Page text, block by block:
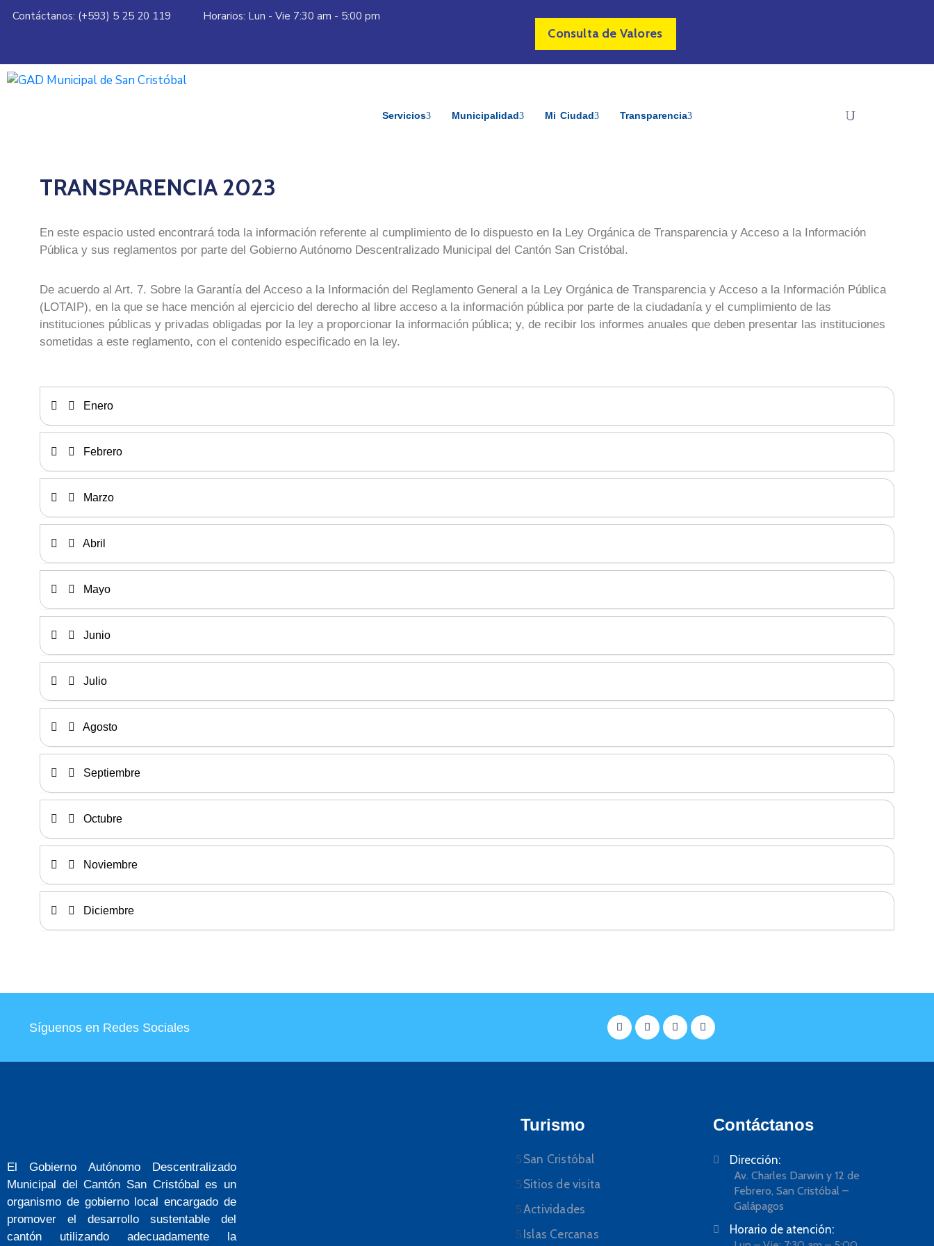
Contáctanos: (+593) 5 25 20 119 Horarios: Lun - Vie 7:30 am - 5:00 pm
Consulta de Valores
Servicios Municipalidad Mi Ciudad Transparencia
TRANSPARENCIA 2023
En este espacio usted encontrará toda la información referente al cumplimiento de lo dispuesto en la Ley Orgánica de Transparencia y Acceso a la Información
Pública y sus reglamentos por parte del Gobierno Autónomo Descentralizado Municipal del Cantón San Cristóbal.
De acuerdo al Art. 7. Sobre la Garantía del Acceso a la Información del Reglamento General a la Ley Orgánica de Transparencia y Acceso a la Información Pública
(LOTAIP), en la que se hace mención al ejercicio del derecho al libre acceso a la información pública por parte de la ciudadanía y el cumplimiento de las
instituciones públicas y privadas obligadas por la ley a proporcionar la información pública; y, de recibir los informes anuales que deben presentar las instituciones
sometidas a este reglamento, con el contenido especificado en la ley.
Enero
Febrero
Marzo
Abril
Mayo
Junio
Julio
Agosto
Septiembre
Octubre
Noviembre
Diciembre
Síguenos en Redes Sociales
El Gobierno Autónomo Descentralizado
Municipal del Cantón San Cristóbal es un
organismo de gobierno local encargado de
promover el desarrollo sustentable del
cantón utilizando adecuadamente la
Turismo
San Cristóbal
Sitios de visita
Actividades
Islas Cercanas
Contáctanos
Dirección:
Av. Charles Darwin y 12 de
Febrero, San Cristóbal –
Galápagos
Horario de atención: